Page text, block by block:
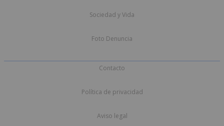
Sociedad y Vida
Foto Denuncia
Contacto
Política de privacidad
Aviso legal